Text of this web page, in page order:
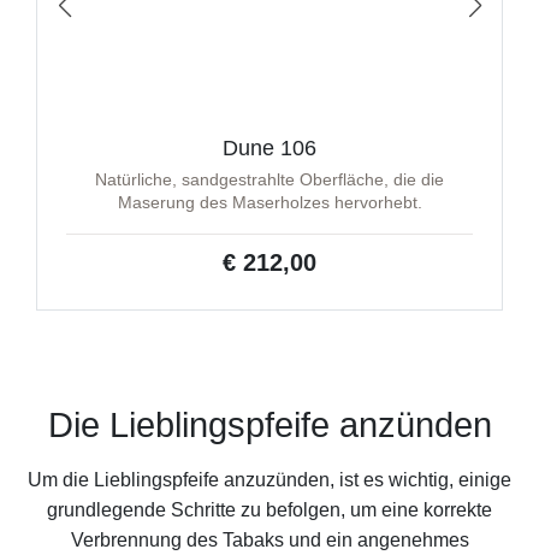
Dune 106
Natürliche, sandgestrahlte Oberfläche, die die
Maserung des Maserholzes hervorhebt.
€ 212,00
Die Lieblingspfeife anzünden
Um die Lieblingspfeife anzuzünden, ist es wichtig, einige
grundlegende Schritte zu befolgen, um eine korrekte
Verbrennung des Tabaks und ein angenehmes